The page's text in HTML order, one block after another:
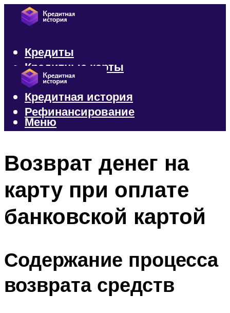
Кредиты
Кредитные карты
Микрозаймы
Кредитная история
Рефинансирование
Меню
Возврат денег на
карту при оплате
банковской картой
Содержание процесса
возврата средств